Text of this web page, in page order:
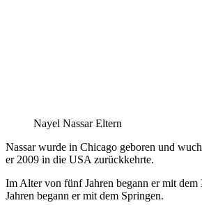
Nayel Nassar Eltern
Nassar wurde in Chicago geboren und
er 2009 in die USA zurückkehrte.
Im Alter von fünf Jahren begann er mit dem
Jahren begann er mit dem Springen.